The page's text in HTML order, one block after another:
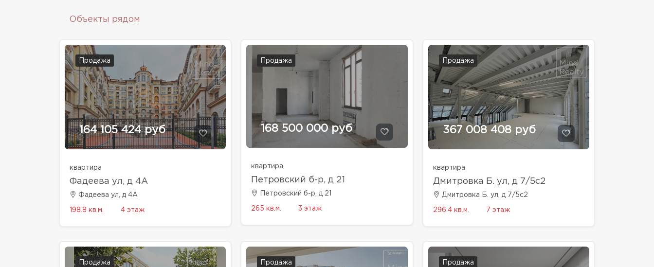
Объекты рядом
Продажа
164 105 424 руб
квартира
Фадеева ул, д 4A
Фадеева ул, д 4A
198.8 кв.м. 4 этаж
Продажа
168 500 000 руб
квартира
Петровский б-р, д 21
Петровский б-р, д 21
265 кв.м. 3 этаж
Продажа
367 008 408 руб
квартира
Дмитровка Б. ул, д 7/5с2
Дмитровка Б. ул, д 7/5с2
296.4 кв.м. 7 этаж
Продажа Продажа Продажа